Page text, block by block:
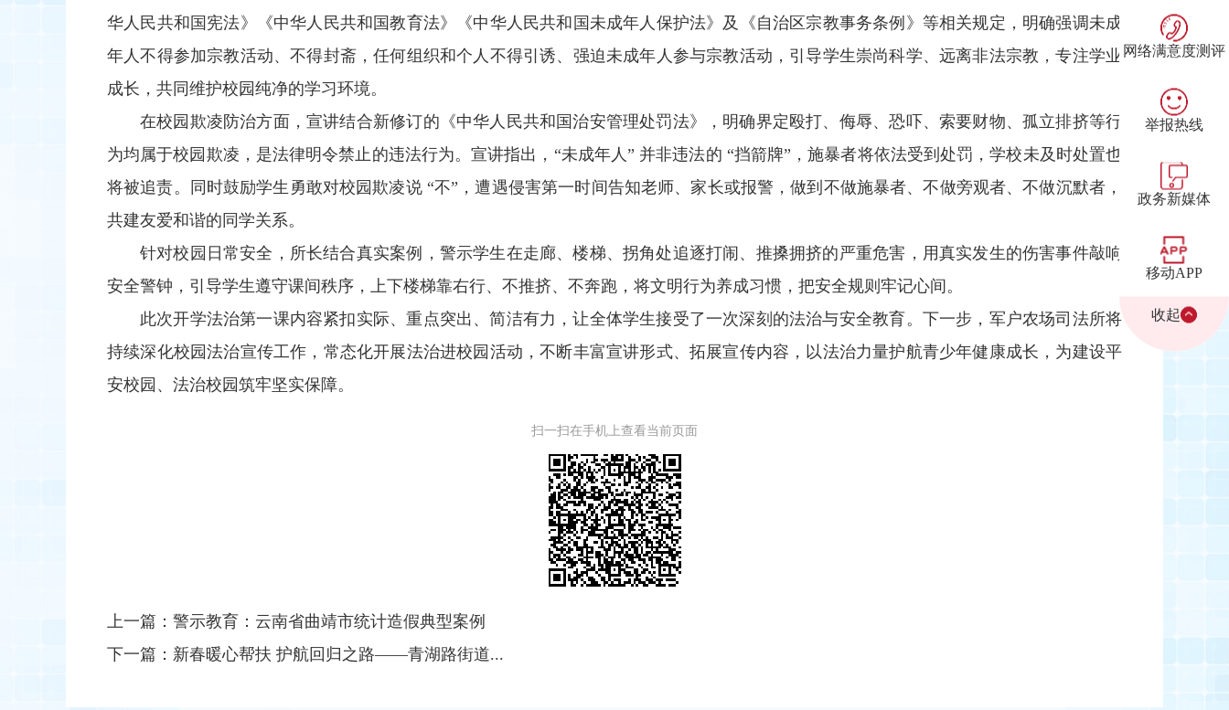
华人民共和国宪法》《中华人民共和国教育法》《中华人民共和国未成年人保护法》及《自治区宗教事务条例》等相关规定，明确强调未成
年人不得参加宗教活动、不得封斋，任何组织和个人不得引诱、强迫未成年人参与宗教活动，引导学生崇尚科学、远离非法宗教，专注学业
成长，共同维护校园纯净的学习环境。
在校园欺凌防治方面，宣讲结合新修订的《中华人民共和国治安管理处罚法》，明确界定殴打、侮辱、恐吓、索要财物、孤立排挤等行
为均属于校园欺凌，是法律明令禁止的违法行为。宣讲指出，“未成年人” 并非违法的 “挡箭牌”，施暴者将依法受到处罚，学校未及时处置也
将被追责。同时鼓励学生勇敢对校园欺凌说 “不”，遭遇侵害第一时间告知老师、家长或报警，做到不做施暴者、不做旁观者、不做沉默者，
共建友爱和谐的同学关系。
针对校园日常安全，所长结合真实案例，警示学生在走廊、楼梯、拐角处追逐打闹、推搡拥挤的严重危害，用真实发生的伤害事件敲响
安全警钟，引导学生遵守课间秩序，上下楼梯靠右行、不推挤、不奔跑，将文明行为养成习惯，把安全规则牢记心间。
此次开学法治第一课内容紧扣实际、重点突出、简洁有力，让全体学生接受了一次深刻的法治与安全教育。下一步，军户农场司法所将
持续深化校园法治宣传工作，常态化开展法治进校园活动，不断丰富宣讲形式、拓展宣传内容，以法治力量护航青少年健康成长，为建设平
安校园、法治校园筑牢坚实保障。
扫一扫在手机上查看当前页面
上一篇： 警示教育：云南省曲靖市统计造假典型案例
下一篇： 新春暖心帮扶 护航回归之路——青湖路街道...
网络满意度测评
举报热线
政务新媒体
移动APP
收起